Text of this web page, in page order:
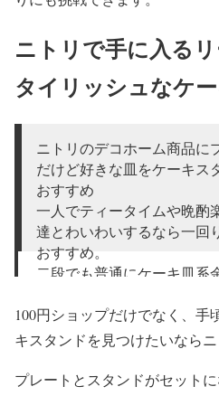
ニトリで手に入る
タイリッシュなケ
ニトリのデコホーム商品に
だけど好きな皿をケーキス
おすすめ
一人でティータイムや晩酌
達とわいわいするなら一回
おすすめ。
二段でも普通にケーキ皿系
— Coro (@coro390)January
100円ショップだけでなく、手
キスタンドを見つけたいならニ
プレートとスタンドがセットに